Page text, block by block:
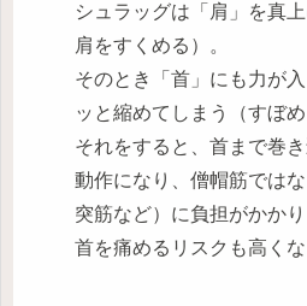
シュラッグは「肩」を真
肩をすくめる）。
そのとき「首」にも力が
ッと縮めてしまう（すぼめ
それをすると、首まで巻
動作になり、僧帽筋では
突筋など）に負担がかかり
首を痛めるリスクも高くな